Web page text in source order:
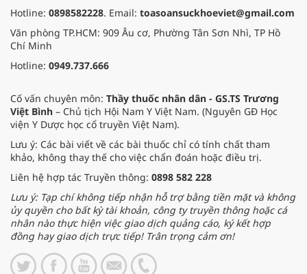
Hotline: 0898582228. Email: toasoansuckhoeviet@gmail.com
Văn phòng TP.HCM: 909 Âu cơ, Phường Tân Sơn Nhì, TP Hồ
Chí Minh
Hotline: 0949.737.666
Cố vấn chuyên môn: Thầy thuốc nhân dân - GS.TS Trương
Việt Bình – Chủ tịch Hội Nam Y Việt Nam. (Nguyên GĐ Học
viện Y Dược học cổ truyền Việt Nam).
Lưu ý: Các bài viết về các bài thuốc chỉ có tính chất tham
khảo, không thay thế cho việc chẩn đoán hoặc điều trị.
Liên hệ hợp tác Truyền thông: 0898 582 228
Lưu ý: Tạp chí không tiếp nhận hỗ trợ bằng tiền mặt và không
ủy quyền cho bất kỳ tài khoản, công ty truyền thông hoặc cá
nhân nào thực hiện việc giao dịch quảng cáo, ký kết hợp
đồng hay giao dịch trực tiếp! Trân trọng cảm ơn!